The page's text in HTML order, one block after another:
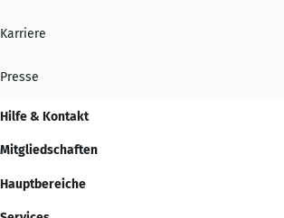
Karriere
Presse
Hilfe & Kontakt
Mitgliedschaften
Hauptbereiche